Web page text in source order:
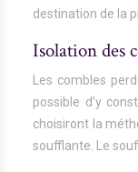
destination de la
Isolation des
Les combles
possible d’y
choisiront la
soufflante. Le